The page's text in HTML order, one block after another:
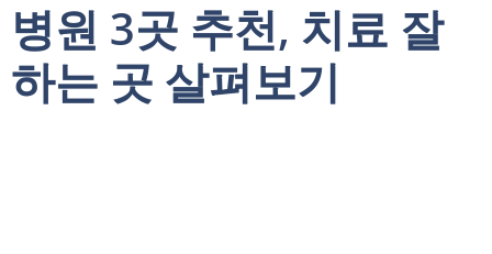
병원 3곳 추천, 치료 잘
하는 곳 살펴보기